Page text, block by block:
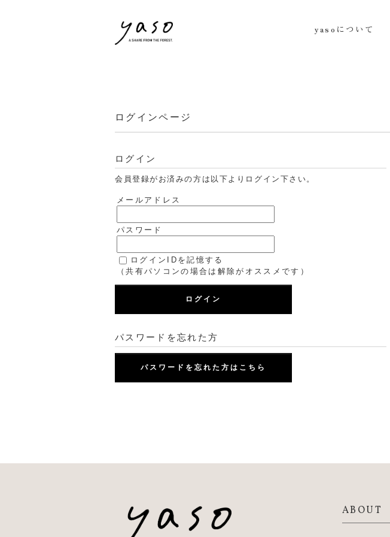
yasoについて
ログインページ
ログイン
会員登録がお済みの方は以下よりログイン下さい。
メールアドレス
パスワード
ログインIDを記憶する
（共有パソコンの場合は解除がオススメです）
ログイン
パスワードを忘れた方
パスワードを忘れた方はこちら
ABOUT